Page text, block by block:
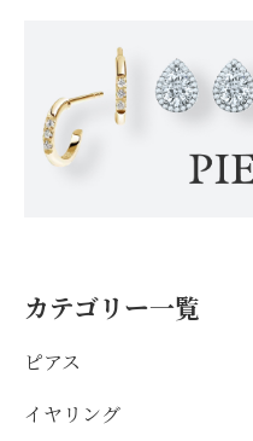
カテゴリー一覧
ピアス
イヤリング
クロス（十字架）
スター・ムーン（星・月）
バタフライ
その他
4月モアサナイト
4月ダイヤモンド
4月スワロフスキー
8月ペリドット
9月サファイア
10月ピンクトルマリン
スワロフスキー
ダイヤモンド
パール
価格から探す
3,000円以下
5,000円以下
15,000円以下
20,000円以下
30,000円以下